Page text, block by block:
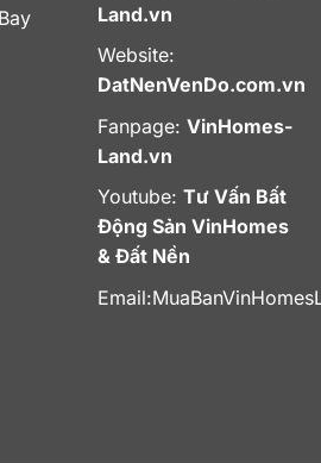
Land.vn
Website:
DatNenVenDo.com.vn
Fanpage: VinHomes-
Land.vn
Youtube: Tư Vấn Bất
Động Sản VinHomes
& Đất Nền
Email: